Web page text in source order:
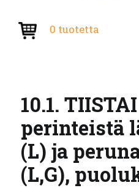
0 tuotetta
10.1.
perinteistä
(L) ja
(L,G),